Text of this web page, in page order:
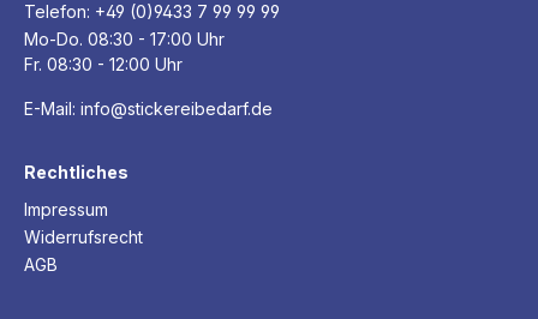
Telefon: +49 (0)9433 7 99 99 99
Mo-Do. 08:30 - 17:00 Uhr
Fr. 08:30 - 12:00 Uhr
E-Mail: info@stickereibedarf.de
Rechtliches
Impressum
Widerrufsrecht
AGB